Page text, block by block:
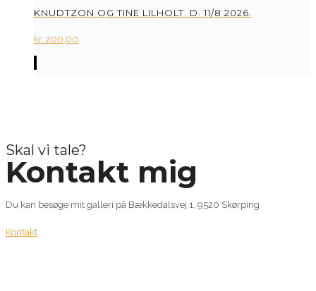
KNUDTZON OG TINE LILHOLT. D. 11/8 2026.
kr. 200,00
Skal vi tale?
Kontakt mig
Du kan besøge mit galleri på Bækkedalsvej 1, 9520 Skørping
Kontakt